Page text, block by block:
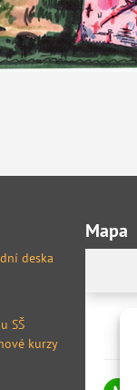
deska
SŠ
kurzy
Mapa